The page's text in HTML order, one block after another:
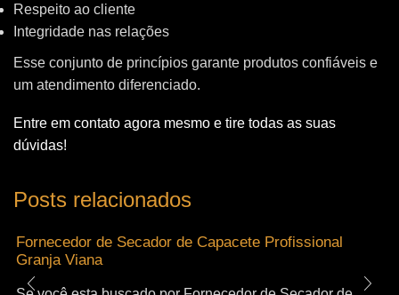
Respeito ao cliente
Integridade nas relações
Esse conjunto de princípios garante produtos confiáveis e
um atendimento diferenciado.
Entre em contato agora mesmo e tire todas as suas
dúvidas!
Posts relacionados
Fornecedor de Secador de Capacete Profissional
Granja Viana